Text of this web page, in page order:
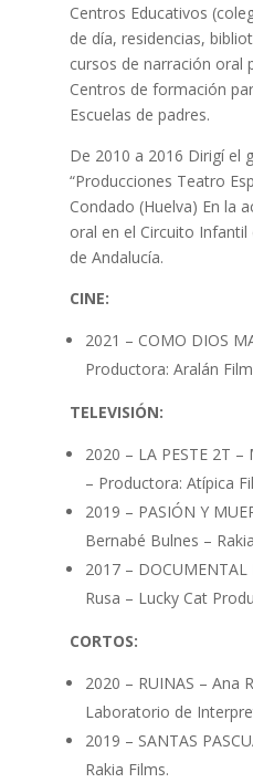
Centros Educativos
de día, residencias,
cursos de narración oral
Centros de formación
Escuelas de padres.
De 2010 a 2016 Dirigí el
“Producciones Teatro
Condado (Huelva) En la
oral en el Circuito Infantil
de Andalucía.
CINE:
2021 – COMO DIOS
Productora: Aralán
TELEVISIÓN:
2020 – LA PESTE 2T
– Productora: Atípica
2019 – PASIÓN Y
Bernabé Bulnes –
2017 – DOCUMENTAL
Rusa – Lucky Cat
CORTOS:
2020 – RUINAS – Ana
Laboratorio de
2019 – SANTAS
Rakia Films.